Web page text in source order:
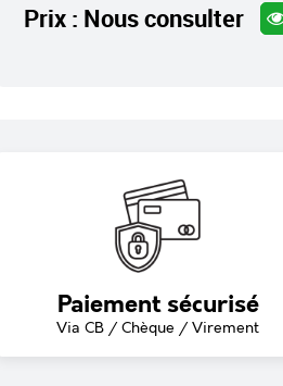
Prix : Nous consulter
Paiement sécurisé
Via CB / Chèque / Virement